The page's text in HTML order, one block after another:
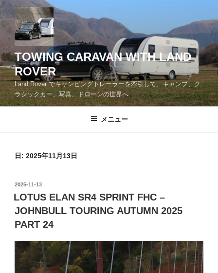
コ
ン
テ
ツ
へ
ス
キ
ッ
TOWING CARAVAN WITH LAND
ROVER
Land Rover でキャンピングトレーラーを牽引して、キャンプ、ク
ラシックカー、写真、ドローンの世界へ
メニュー
日: 2025年11月13日
投
稿
日:
2025-11-13
LOTUS ELAN SR4 SPRINT FHC –
JOHNBULL TOURING AUTUMN 2025
PART 24